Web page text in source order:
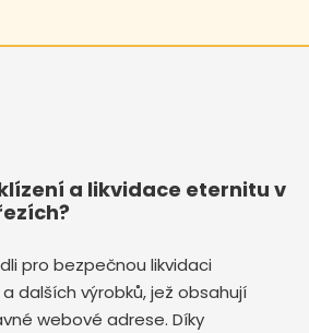
a likvidace eternitu v
pro bezpečnou likvidaci
dalších výrobků, jež obsahují
webové adrese. Díky